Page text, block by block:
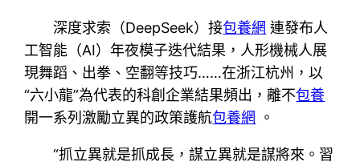
深度求索（DeepSeek）接包養網 連發布人
工智能（AI）年夜模子迭代結果，人形機械人展
現舞蹈、出拳、空翻等技巧……在浙江杭州，以
“六小龍”為代表的科創企業結果頻出，離不包養
開一系列激勵立異的政策護航包養網 。
“抓立異就是抓成長，謀立異就是謀將來。習